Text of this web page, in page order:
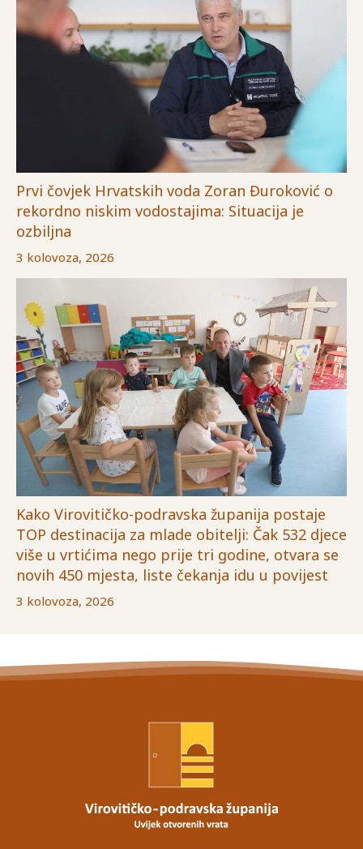
Prvi čovjek Hrvatskih voda Zoran Đuroković o
rekordno niskim vodostajima: Situacija je
ozbiljna
3 kolovoza, 2026
Kako Virovitičko-podravska županija postaje
TOP destinacija za mlade obitelji: Čak 532 djece
više u vrtićima nego prije tri godine, otvara se
novih 450 mjesta, liste čekanja idu u povijest
3 kolovoza, 2026